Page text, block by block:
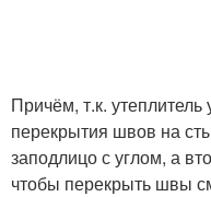
Причём, т.к.
перекрытия швов на
заподлицо с углом, а
чтобы перекрыть швы